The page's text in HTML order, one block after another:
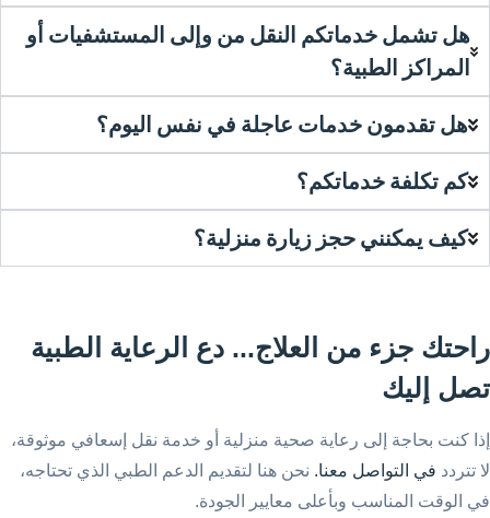
هل تشمل خدماتكم النقل من وإلى المستشفيات أو
المراكز الطبية؟
هل تقدمون خدمات عاجلة في نفس اليوم؟
كم تكلفة خدماتكم؟
كيف يمكنني حجز زيارة منزلية؟
راحتك جزء من العلاج... دع الرعاية الطبية
تصل إليك
إذا كنت بحاجة إلى رعاية صحية منزلية أو خدمة نقل إسعافي موثوقة،
لا تتردد في التواصل معنا. نحن هنا لتقديم الدعم الطبي الذي تحتاجه،
في الوقت المناسب وبأعلى معايير الجودة.